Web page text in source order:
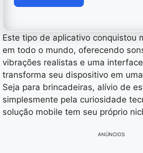
Este tipo de aplicativo conquistou
em todo o mundo, oferecendo
vibrações realistas e uma
transforma seu dispositivo em
Seja para brincadeiras, alívio de
simplesmente pela curiosidade
solução mobile tem seu próprio
ANÚNCIOS